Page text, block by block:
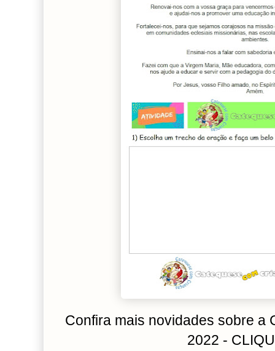
Confira mais novidades sobre a
2022 -